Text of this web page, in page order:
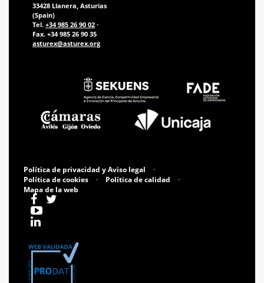
33428 Llanera, Asturias
(Spain)
Tel. +34 985 26 90 02 ·
Fax. +34 985 26 90 35
asturex@asturex.org
Política de privacidad y Aviso legal
·
Política de cookies
· Política de calidad
·
Mapa de la web